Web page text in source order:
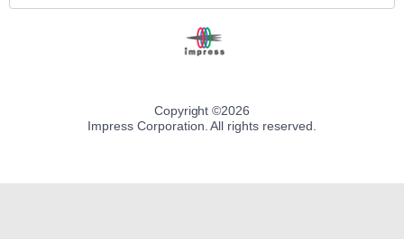
Copyright ©2026
Impress Corporation. All rights reserved.